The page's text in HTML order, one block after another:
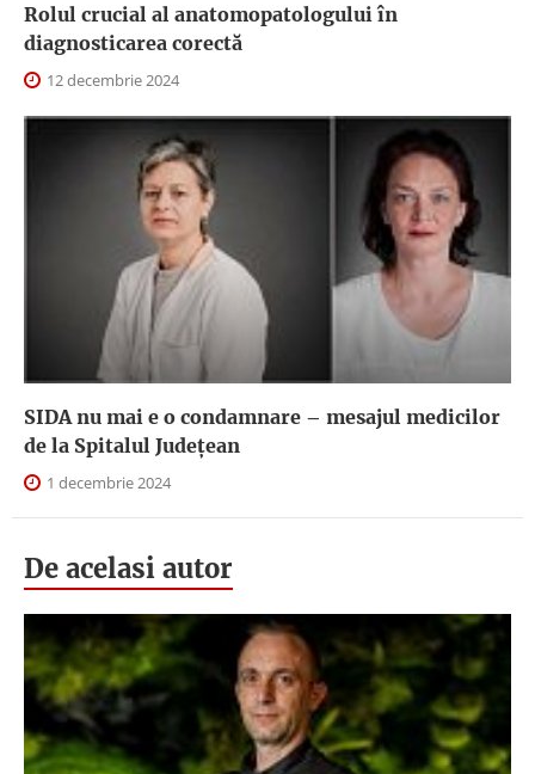
Rolul crucial al anatomopatologului în
diagnosticarea corectă
12 decembrie 2024
SIDA nu mai e o condamnare – mesajul medicilor
de la Spitalul Județean
1 decembrie 2024
De acelasi autor